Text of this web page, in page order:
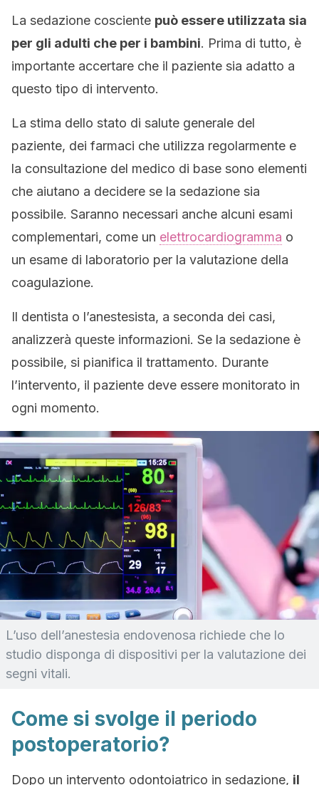
La sedazione cosciente può essere utilizzata sia
per gli adulti che per i bambini. Prima di tutto, è
importante accertare che il paziente sia adatto a
questo tipo di intervento.
La stima dello stato di salute generale del
paziente, dei farmaci che utilizza regolarmente e
la consultazione del medico di base sono elementi
che aiutano a decidere se la sedazione sia
possibile. Saranno necessari anche alcuni esami
complementari, come un elettrocardiogramma o
un esame di laboratorio per la valutazione della
coagulazione.
Il dentista o l’anestesista, a seconda dei casi,
analizzerà queste informazioni. Se la sedazione è
possibile, si pianifica il trattamento. Durante
l’intervento, il paziente deve essere monitorato in
ogni momento.
L’uso dell’anestesia endovenosa richiede che lo
studio disponga di dispositivi per la valutazione dei
segni vitali.
Come si svolge il periodo
postoperatorio?
Dopo un intervento odontoiatrico in sedazione, il